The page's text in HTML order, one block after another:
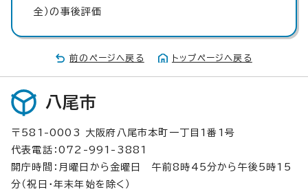
全）の事後評価
前のページへ戻る トップページへ戻る
八尾市
〒581-0003 大阪府八尾市本町一丁目1番1号
代表電話：072-991-3881
開庁時間：月曜日から金曜日 午前8時45分から午後5時15
分（祝日・年末年始を除く）